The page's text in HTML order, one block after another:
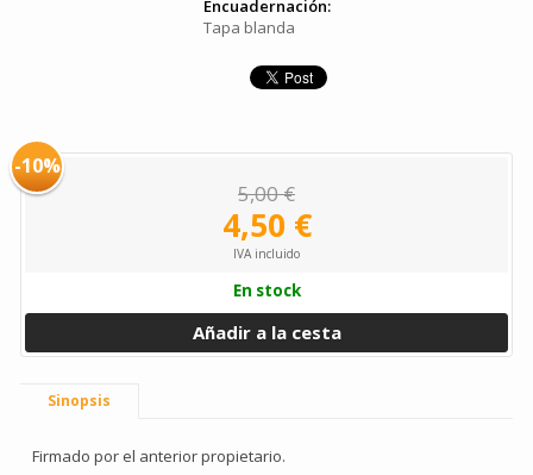
Encuadernación:
Tapa blanda
-10%
5,00 €
4,50 €
IVA incluido
En stock
Añadir a la cesta
Sinopsis
Firmado por el anterior propietario.